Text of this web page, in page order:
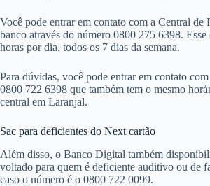
Você pode entrar em contato com a Central de
banco através do número 0800 275 6398.
horas por dia, todos os 7 dias da semana.
Para dúvidas, você pode entrar em contato
0800 722 6398 que também tem o mesmo
central em Laranjal.
Sac para deficientes do Next cartão
Além disso, o Banco Digital também
voltado para quem é deficiente auditivo ou de
caso o número é o 0800 722 0099.